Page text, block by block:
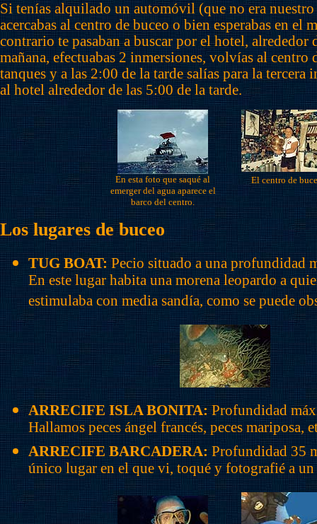
Si tenías alquilado un automóvil (que no era nuestro
acercabas al centro de buceo o bien esperabas en el
contrario te pasaban a buscar por el hotel, alrededor
mañana, efectuabas 2 inmersiones, volvías al centro
tanques y a las 2:00 de la tarde salías para la tercera
al hotel alrededor de las 5:00 de la tarde.
En esta foto que saqué al
emerger del agua aparece el
barco del centro.
El centro de
Los lugares de buceo
TUG BOAT:Pecio situado a una profundidad
En este lugar habita una morena leopardo a
estimulaba con media sandía, como se puede
ARRECIFE ISLA BONITA:Profundidad
Hallamos peces ángel francés, peces mariposa,
ARRECIFE BARCADERA:Profundidad 35
único lugar en el que vi, toqué y fotografié a